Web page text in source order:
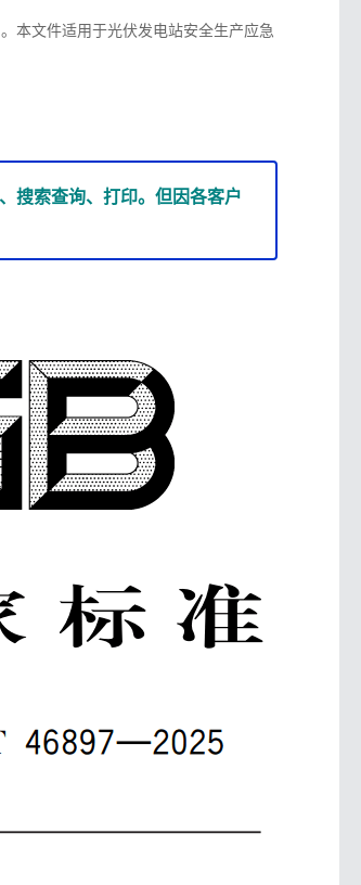
本文件适用于光伏发电站安全生产应急
搜索查询、打印。但因各客户